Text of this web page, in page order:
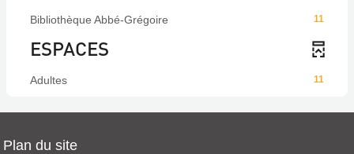
11
Bibliothèque Abbé-Grégoire
ESPACES
11
Adultes
Plan du site